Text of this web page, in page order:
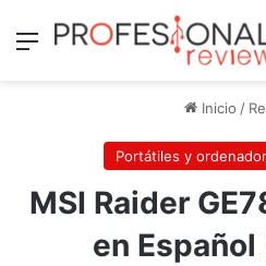
Menú
Inicio /
Portátiles y
MSI Raider
en